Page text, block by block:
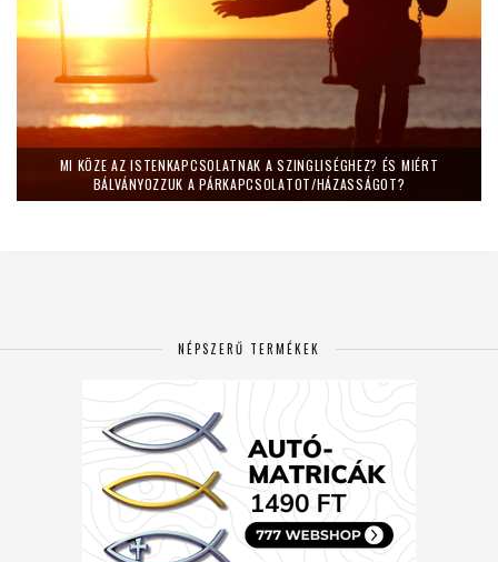
MI KÖZE AZ ISTENKAPCSOLATNAK A SZINGLISÉGHEZ? ÉS MIÉRT
BÁLVÁNYOZZUK A PÁRKAPCSOLATOT/HÁZASSÁGOT?
NÉPSZERŰ TERMÉKEK